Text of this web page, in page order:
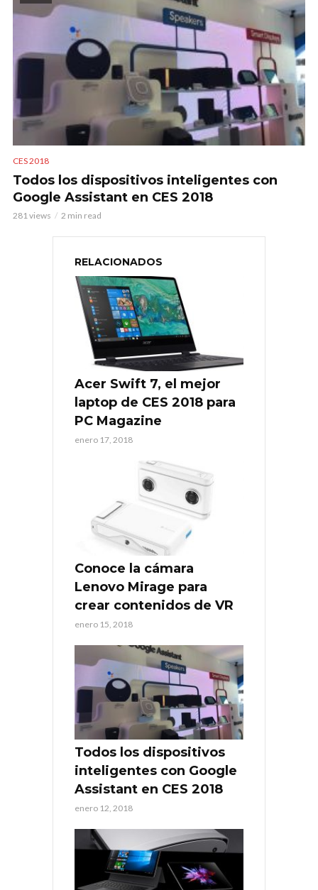
CES 2018
Todos los dispositivos inteligentes con
Google Assistant en CES 2018
281 views 2 min read
RELACIONADOS
Acer Swift 7, el mejor
laptop de CES 2018 para
PC Magazine
enero 17, 2018
Conoce la cámara
Lenovo Mirage para
crear contenidos de VR
enero 15, 2018
Todos los dispositivos
inteligentes con Google
Assistant en CES 2018
enero 12, 2018